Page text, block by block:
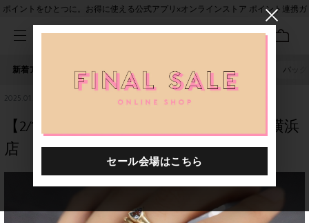
ポイントをひとつに。お得に使える公式アプリ×オンラインストア ポイント連携ガ
新着アイテム 人気ワード セール 40th限定 バッグ
2025.01.31
【2/1~2/28】me.ie POP UP EVENT | drama横浜
店